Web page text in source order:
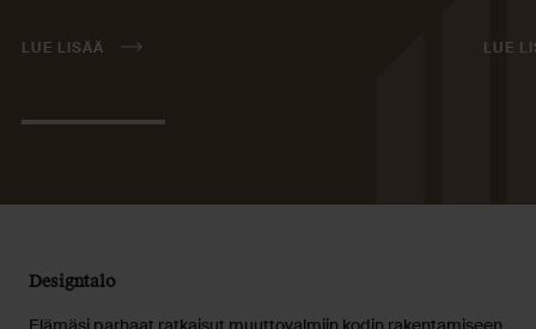
LUE LISÄÄ LUE
Designtalo